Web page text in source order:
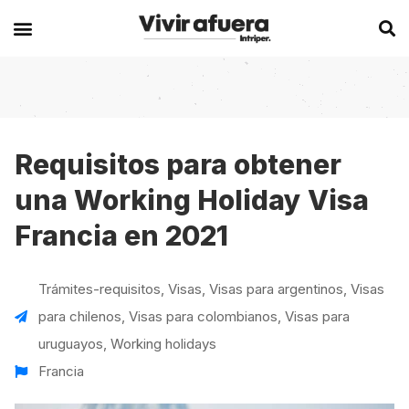
Secciones
Becas
Historias de viajeros
Intercambios
Voluntariados
Work
Europa
Alemania
Bélgica
Chipre
Irlanda
Italia
Experiencias en el extranjero
Australia
Canadá
España
Nueva Zelanda
Requisitos para obtener
una Working Holiday Visa
Francia en 2021
Trámites-requisitos, Visas, Visas para argentinos, Visas
para chilenos, Visas para colombianos, Visas para
uruguayos, Working holidays
Francia